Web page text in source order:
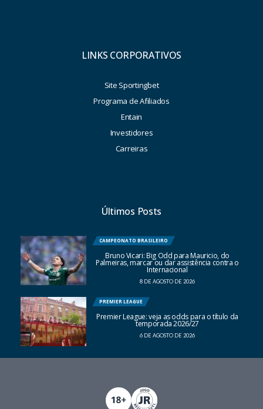
LINKS CORPORATIVOS
Site Sportingbet
Programa de Afiliados
Entain
Investidores
Carreiras
Últimos Posts
CAMPEONATO BRASILEIRO
Bruno Vicari: Big Odd para Mauricio, do
Palmeiras, marcar ou dar assistência contra o
Internacional
8 DE AGOSTO DE 2026
PREMIER LEAGUE
Premier League: veja as odds para o título da
temporada 2026/27
6 DE AGOSTO DE 2026